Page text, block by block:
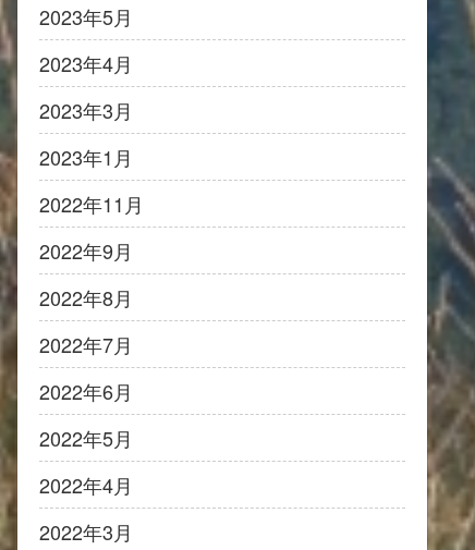
2023年5月
2023年4月
2023年3月
2023年1月
2022年11月
2022年9月
2022年8月
2022年7月
2022年6月
2022年5月
2022年4月
2022年3月